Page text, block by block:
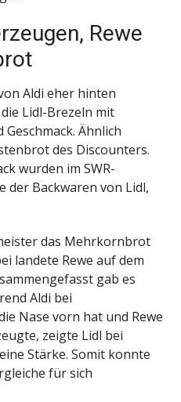
Rewe
Aldi eher hinten
Lidl-Brezeln mit
Ähnlich
des Discounters.
wurden im SWR-
der Backwaren von Lidl,
das Mehrkornbrot
landete Rewe auf dem
gab es
Aldi bei
Nase vorn hat und Rewe
zeigte Lidl bei
Stärke. Somit konnte
für sich